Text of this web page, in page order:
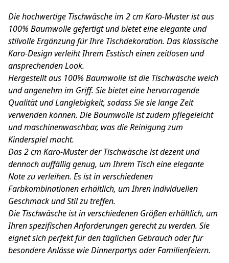
Die hochwertige Tischwäsche im 2 cm Karo-Muster ist aus
100% Baumwolle gefertigt und bietet eine elegante und
stilvolle Ergänzung für Ihre Tischdekoration. Das klassische
Karo-Design verleiht Ihrem Esstisch einen zeitlosen und
ansprechenden Look.
Hergestellt aus 100% Baumwolle ist die Tischwäsche weich
und angenehm im Griff. Sie bietet eine hervorragende
Qualität und Langlebigkeit, sodass Sie sie lange Zeit
verwenden können. Die Baumwolle ist zudem pflegeleicht
und maschinenwaschbar, was die Reinigung zum
Kinderspiel macht.
Das 2 cm Karo-Muster der Tischwäsche ist dezent und
dennoch auffällig genug, um Ihrem Tisch eine elegante
Note zu verleihen. Es ist in verschiedenen
Farbkombinationen erhältlich, um Ihren individuellen
Geschmack und Stil zu treffen.
Die Tischwäsche ist in verschiedenen Größen erhältlich, um
Ihren spezifischen Anforderungen gerecht zu werden. Sie
eignet sich perfekt für den täglichen Gebrauch oder für
besondere Anlässe wie Dinnerpartys oder Familienfeiern.